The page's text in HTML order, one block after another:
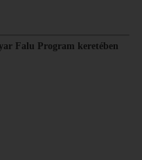
Falu Program keretében